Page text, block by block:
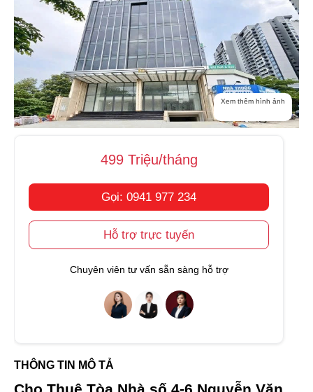
Xem thêm hình ảnh
499 Triệu/tháng
Gọi: 0941 977 234
Hỗ trợ trực tuyến
Chuyên viên tư vấn sẵn sàng hỗ trợ
THÔNG TIN MÔ TẢ
Cho Thuê Tòa Nhà số 4-6 Nguyễn Văn